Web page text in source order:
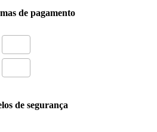
de pagamento
de segurança